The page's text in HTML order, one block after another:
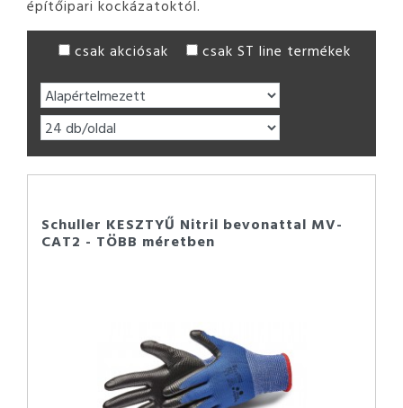
építőipari kockázatoktól.
csak akciósak csak ST line termékek
Schuller KESZTYŰ Nitril bevonattal MV-
CAT2 - TÖBB méretben